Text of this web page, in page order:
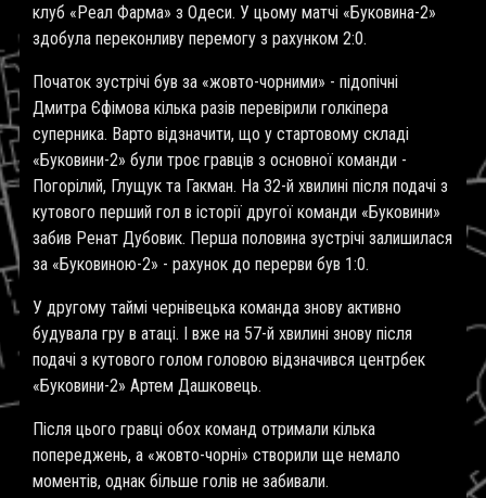
клуб «Реал Фарма» з Одеси. У цьому матчі «Буковина-2»
здобула переконливу перемогу з рахунком 2:0.
Початок зустрічі був за «жовто-чорними» - підопічні
Дмитра Єфімова кілька разів перевірили голкіпера
суперника. Варто відзначити, що у стартовому складі
«Буковини-2» були троє гравців з основної команди -
Погорілий, Глущук та Гакман. На 32-й хвилині після подачі з
кутового перший гол в історії другої команди «Буковини»
забив Ренат Дубовик. Перша половина зустрічі залишилася
за «Буковиною-2» - рахунок до перерви був 1:0.
У другому таймі чернівецька команда знову активно
будувала гру в атаці. І вже на 57-й хвилині знову після
подачі з кутового голом головою відзначився центрбек
«Буковини-2» Артем Дашковець.
Після цього гравці обох команд отримали кілька
попереджень, а «жовто-чорні» створили ще немало
моментів, однак більше голів не забивали.